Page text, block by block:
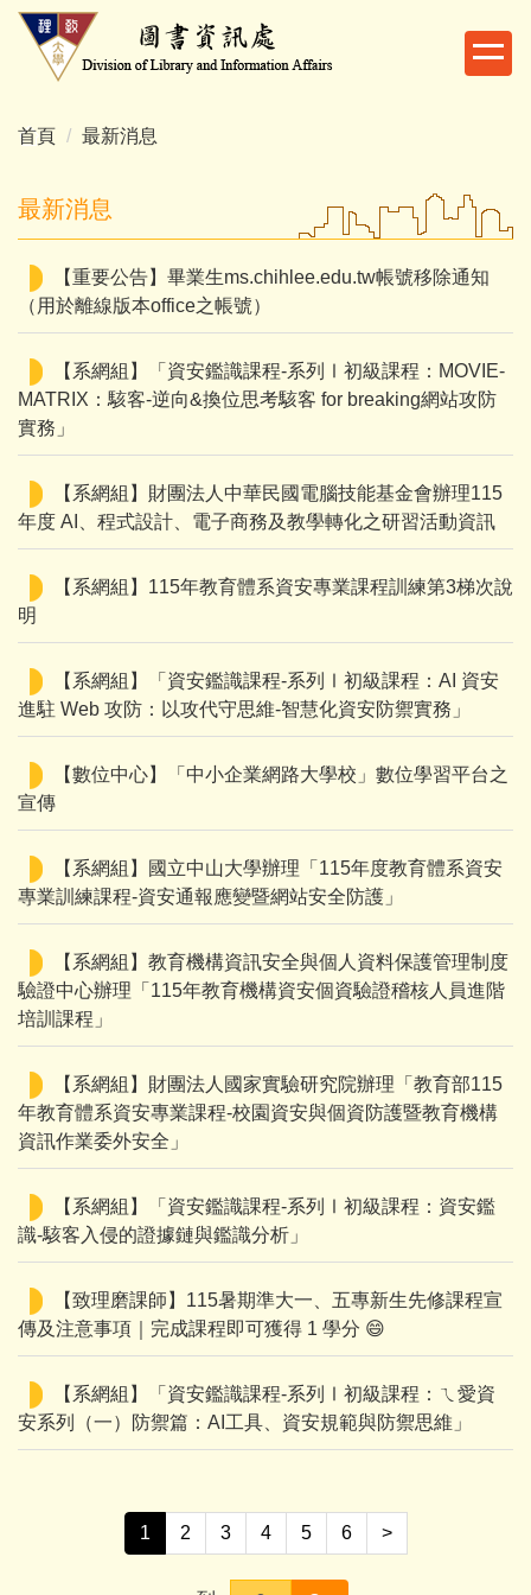
跳
內
首頁 最新消息
最新消息
【重要公告】畢業生ms.chihlee.edu.tw帳號移除通知
（用於離線版本office之帳號）
【系網組】「資安鑑識課程-系列Ⅰ初級課程：MOVIE-
MATRIX：駭客-逆向&換位思考駭客 for breaking網站攻防
實務」
【系網組】財團法人中華民國電腦技能基金會辦理115
年度 AI、程式設計、電子商務及教學轉化之研習活動資訊
【系網組】115年教育體系資安專業課程訓練第3梯次說
明
【系網組】「資安鑑識課程-系列Ⅰ初級課程：AI 資安
進駐 Web 攻防：以攻代守思維-智慧化資安防禦實務」
【數位中心】「中小企業網路大學校」數位學習平台之
宣傳
【系網組】國立中山大學辦理「115年度教育體系資安
專業訓練課程-資安通報應變暨網站安全防護」
【系網組】教育機構資訊安全與個人資料保護管理制度
驗證中心辦理「115年教育機構資安個資驗證稽核人員進階
培訓課程」
【系網組】財團法人國家實驗研究院辦理「教育部115
年教育體系資安專業課程-校園資安與個資防護暨教育機構
資訊作業委外安全」
【系網組】「資安鑑識課程-系列Ⅰ初級課程：資安鑑
識-駭客入侵的證據鏈與鑑識分析」
【致理磨課師】115暑期準大一、五專新生先修課程宣
傳及注意事項｜完成課程即可獲得 1 學分 😄
【系網組】「資安鑑識課程-系列Ⅰ初級課程：ㄟ愛資
安系列（一）防禦篇：AI工具、資安規範與防禦思維」
1 2 3 4 5 6 >